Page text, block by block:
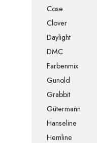
Cose
Clover
Daylight
DMC
Farbenmix
Gunold
Grabbit
Gütermann
Hanseline
Hemline